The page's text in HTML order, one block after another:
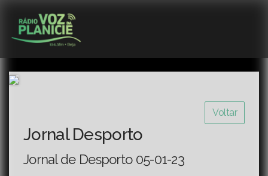
Voltar
Jornal Desporto
Jornal de Desporto 05-01-23